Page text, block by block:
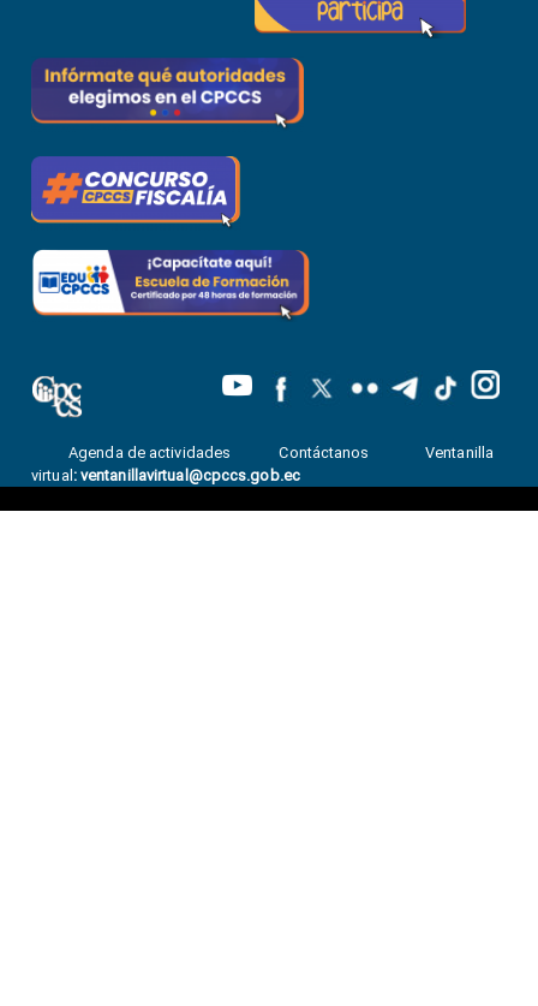
Agenda de actividades Contáctanos
Ventanilla
virtual : ventanillavirtual@cpccs.gob.ec